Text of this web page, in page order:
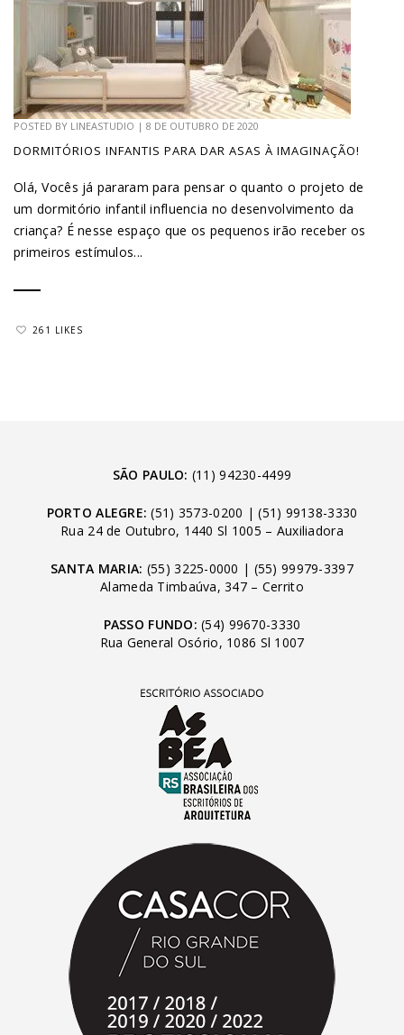
POSTED BY LINEASTUDIO | 8 DE OUTUBRO DE 2020
DORMITÓRIOS INFANTIS PARA DAR ASAS À IMAGINAÇÃO!
Olá, Vocês já pararam para pensar o quanto o projeto de
um dormitório infantil influencia no desenvolvimento da
criança? É nesse espaço que os pequenos irão receber os
primeiros estímulos...
261 LIKES
SÃO PAULO: (11) 94230-4499
PORTO ALEGRE: (51) 3573-0200 |(51) 99138-3330
Rua 24 de Outubro, 1440 Sl 1005 – Auxiliadora
SANTA MARIA: (55) 3225-0000 | (55) 99979-3397
Alameda Timbaúva, 347 – Cerrito
PASSO FUNDO: (54) 99670-3330
Rua General Osório, 1086 Sl 1007